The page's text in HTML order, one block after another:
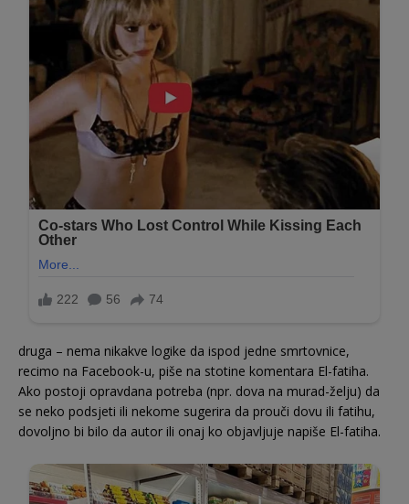
druga – nema nikakve logike da ispod jedne smrtovnice,
recimo na Facebook-u, piše na stotine komentara El-fatiha.
Ako postoji opravdana potreba (npr. dova na murad-želju) da
se neko podsjeti ili nekome sugerira da prouči dovu ili fatihu,
dovoljno bi bilo da autor ili onaj ko objavljuje napiše El-fatiha.